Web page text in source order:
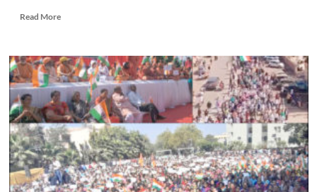
Read MoreRead
અંજાર
પોલીસ
સ્ટેશન
ના
છેલ્લા
એકવર્ષથી
પ્રોહીના
ગુનામા
નાસતા
ફરતા
આરોપી